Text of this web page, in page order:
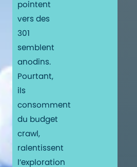
pointent
vers des
301
semblent
anodins.
Pourtant,
ils
consomment
du budget
crawl,
ralentissent
l’exploration